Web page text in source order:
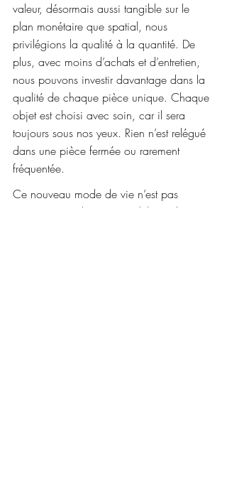
valeur, désormais aussi tangible sur le
plan monétaire que spatial, nous
privilégions la qualité à la quantité. De
plus, avec moins d’achats et d’entretien,
nous pouvons investir davantage dans la
qualité de chaque pièce unique. Chaque
objet est choisi avec soin, car il sera
toujours sous nos yeux. Rien n’est relégué
dans une pièce fermée ou rarement
fréquentée.
Ce nouveau mode de vie n’est pas
ancien, mais déjà nous célébrons la